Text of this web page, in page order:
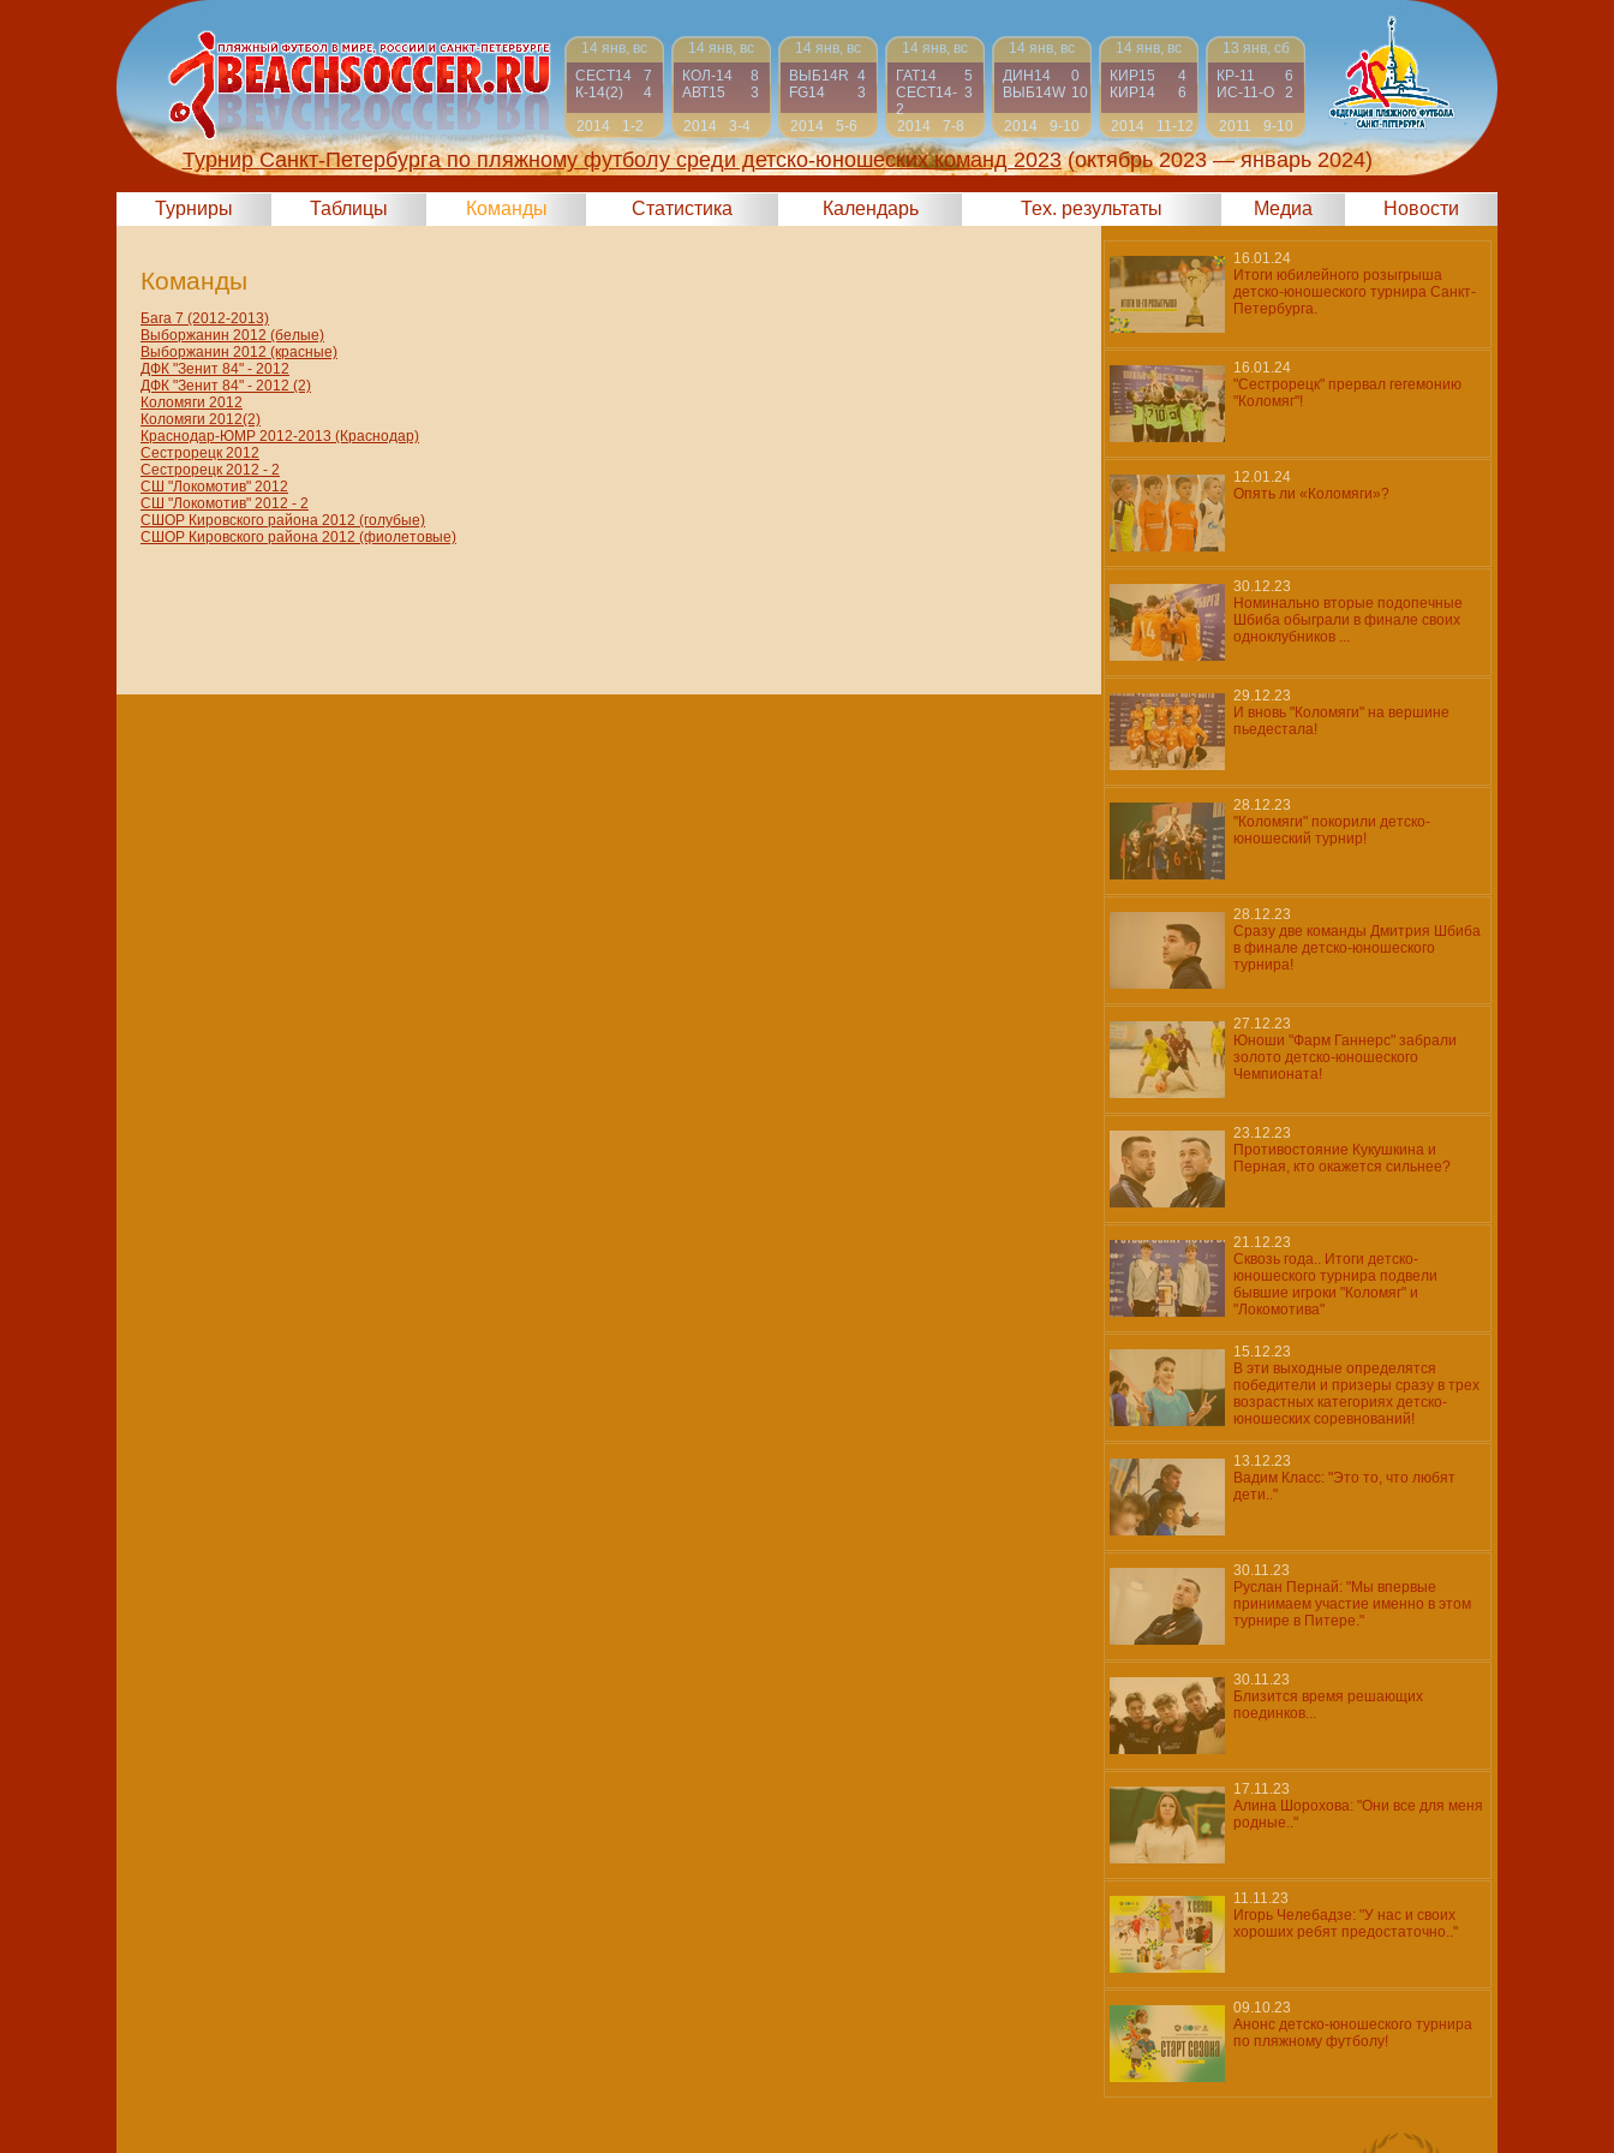
14 янв, вс
СЕСТ14
7
К-14(2)
4
2014
1-2
14 янв, вс
КОЛ-14
8
АВТ15
3
2014
3-4
14 янв, вс
ВЫБ14R 4
FG14
3
2014
5-6
14 янв, вс
ГАТ14
5
СЕСТ14-
2
3
2014
7-8
14 янв, вс
ДИН14
0
ВЫБ14W 10
2014
9-10
14 янв, вс
КИР15
4
КИР14
6
2014
11-12
13 янв, сб
КР-11
6
ИС-11-О
2
2011
9-10
Турнир Санкт-Петербурга по пляжному футболу среди детско-юношеских команд 2023 (октябрь 2023 — январь 2024)
Турниры Таблицы Команды Статистика Календарь Тех. результаты Медиа Новости
Команды
Бага 7 (2012-2013)
Выборжанин 2012 (белые)
Выборжанин 2012 (красные)
ДФК "Зенит 84" - 2012
ДФК "Зенит 84" - 2012 (2)
Коломяги 2012
Коломяги 2012(2)
Краснодар-ЮМР 2012-2013 (Краснодар)
Сестрорецк 2012
Сестрорецк 2012 - 2
СШ "Локомотив" 2012
СШ "Локомотив" 2012 - 2
СШОР Кировского района 2012 (голубые)
СШОР Кировского района 2012 (фиолетовые)
16.01.24
Итоги юбилейного розыгрыша
детско-юношеского турнира Санкт-
Петербурга.
16.01.24
"Сестрорецк" прервал гегемонию
"Коломяг"!
12.01.24
Опять ли «Коломяги»?
30.12.23
Номинально вторые подопечные
Шбиба обыграли в финале своих
одноклубников ...
29.12.23
И вновь "Коломяги" на вершине
пьедестала!
28.12.23
"Коломяги" покорили детско-
юношеский турнир!
28.12.23
Сразу две команды Дмитрия Шбиба
в финале детско-юношеского
турнира!
27.12.23
Юноши "Фарм Ганнерс" забрали
золото детско-юношеского
Чемпионата!
23.12.23
Противостояние Кукушкина и
Перная, кто окажется сильнее?
21.12.23
Сквозь года.. Итоги детско-
юношеского турнира подвели
бывшие игроки "Коломяг" и
"Локомотива"
15.12.23
В эти выходные определятся
победители и призеры сразу в трех
возрастных категориях детско-
юношеских соревнований!
13.12.23
Вадим Класс: "Это то, что любят
дети.."
30.11.23
Руслан Пернай: "Мы впервые
принимаем участие именно в этом
турнире в Питере."
30.11.23
Близится время решающих
поединков...
17.11.23
Алина Шорохова: "Они все для меня
родные.."
11.11.23
Игорь Челебадзе: "У нас и своих
хороших ребят предостаточно.."
09.10.23
Анонс детско-юношеского турнира
по пляжному футболу!